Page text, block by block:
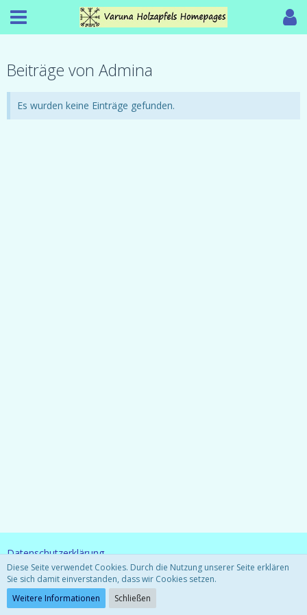
Beiträge von Admina
Es wurden keine Einträge gefunden.
Datenschutzerklärung
Community-Software:
Diese Seite verwendet Cookies. Durch die Nutzung unserer Seite erklären
Sie sich damit einverstanden, dass wir Cookies setzen.
Weitere Informationen
Schließen